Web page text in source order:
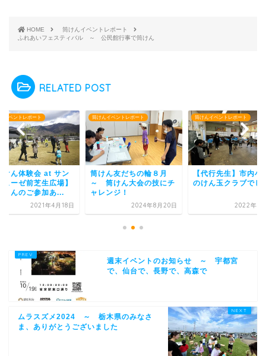
HOME
筒けんイベントレポート
ふれあいフェスティバル ～ 公民館行事で筒けん
RELATED POST
イベントレポート
ん友だちの輪８月
けん大会の技にチ
ンジ！
2024年8月20日
筒けんイベントレポート
【代行先生】市内小学校
のけん玉クラブでした
2022年11月2日
筒けんイベントレポート
【筒けん体験会 at
トミューゼ前芝生広
2021年4
週末イベントのお知らせ ～ 宇都宮
で、仙台で、長野で、高森で
ムラスズメ2024 ～ 栃木県のみなさ
ま、ありがとうございました